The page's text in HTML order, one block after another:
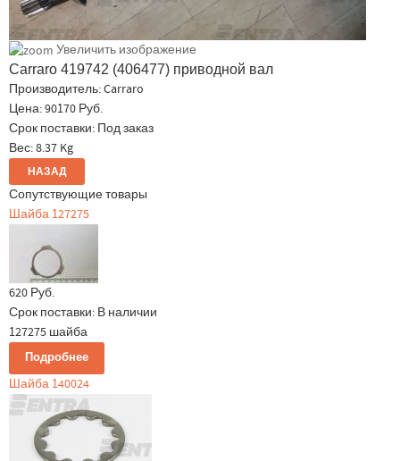
Увеличить изображение
Carraro 419742 (406477) приводной вал
Производитель:Carraro
Цена:90170 Руб.
Срок поставки: Под заказ
Вес:8.37 Kg
Сопутствующие товары
Шайба 127275
620 Руб.
Срок поставки: В наличии
127275 шайба
Подробнее
Шайба 140024